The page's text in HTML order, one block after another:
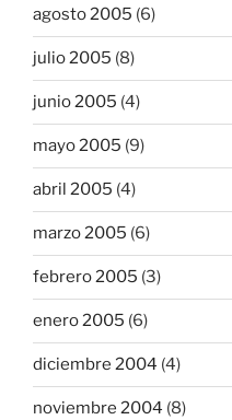
agosto 2005 (6)
julio 2005 (8)
junio 2005 (4)
mayo 2005 (9)
abril 2005 (4)
marzo 2005 (6)
febrero 2005 (3)
enero 2005 (6)
diciembre 2004 (4)
noviembre 2004 (8)